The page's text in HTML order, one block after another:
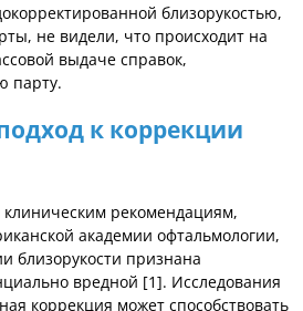
близорукостью,
не видели, что происходит на
выдаче справок,
парту.
к коррекции
рекомендациям,
академии офтальмологии,
близорукости признана
вредной [1]. Исследования
коррекция может способствовать